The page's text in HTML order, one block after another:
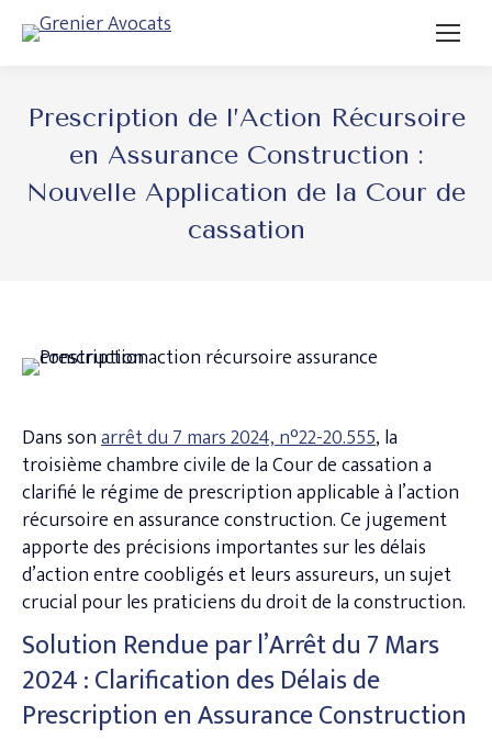
Prescription de l’Action Récursoire
en Assurance Construction :
Nouvelle Application de la Cour de
cassation
Dans sonarrêt du 7 mars 2024, n°22-20.555, la
troisième chambre civile de la Cour de cassation a
clarifié le régime de prescription applicable à l’action
récursoire en assurance construction. Ce jugement
apporte des précisions importantes sur les délais
d’action entre coobligés et leurs assureurs, un sujet
crucial pour les praticiens du droit de la construction.
Solution Rendue par l’Arrêt du 7 Mars
2024 : Clarification des Délais de
Prescription en Assurance Construction